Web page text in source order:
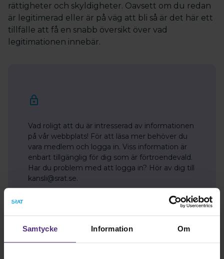
Samtycke Information Om
rättigheter och skyldigheter. Oavsett om du redan
är legitimerad eller är på väg att bli så är det här ett
tillfälle att få en snabb översikt över vad
legitimationen innebär.
Vad roligt att du är intresserad av informationen
på vår webbplats! För att läsa mer behöver du
vara medlem och logga in. Viss information är
enbart tillgänglig för dig som är förtroendevald.
Har du problem med att logga in? Hör av dig till
kansli@srat.se.